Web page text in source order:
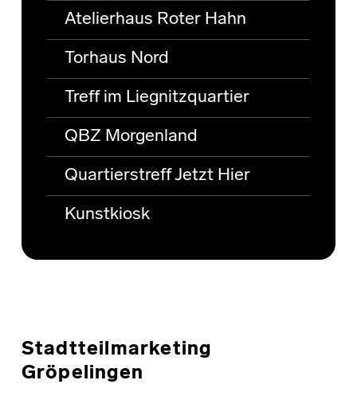
Atelierhaus Roter Hahn
Torhaus Nord
Treff im Liegnitzquartier
QBZ Morgenland
Quartierstreff Jetzt Hier
Kunstkiosk
Stadtteilmarketing
Gröpelingen